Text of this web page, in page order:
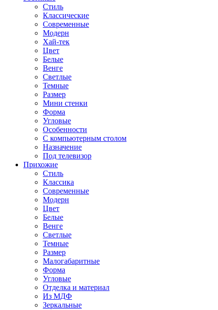
Стиль
Классические
Современные
Модерн
Хай-тек
Цвет
Белые
Венге
Светлые
Темные
Размер
Мини стенки
Форма
Угловые
Особенности
С компьютерным столом
Назначение
Под телевизор
Прихожие
Стиль
Классика
Современные
Модерн
Цвет
Белые
Венге
Светлые
Темные
Размер
Малогабаритные
Форма
Угловые
Отделка и материал
Из МДФ
Зеркальные